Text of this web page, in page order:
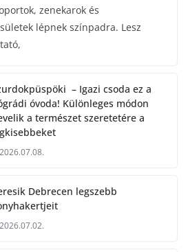
zenekarok és
lépnek színpadra. Lesz
– Igazi csoda ez a
óvoda! Különleges módon
a természet szeretetére a
2026.07.08.
Debrecen legszebb
2026.07.02.